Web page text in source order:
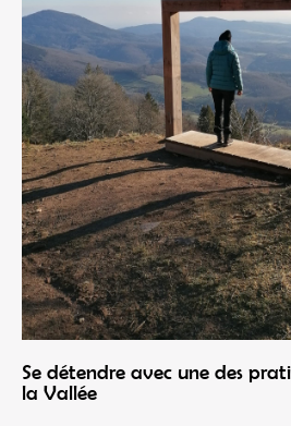
Se détendre avec une des
la Vallée